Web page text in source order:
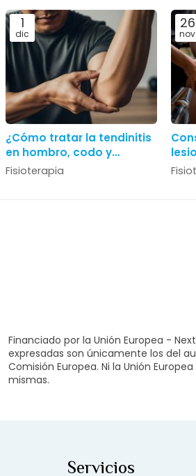
1
dic
¿Cómo tratar la tendinitis
en hombro, codo y
muñeca?
Fisioterapia
26
nov
Financiado por la Unión Europea -
expresadas son únicamente los del
Comisión Europea. Ni la Unión
mismas.
Servicios